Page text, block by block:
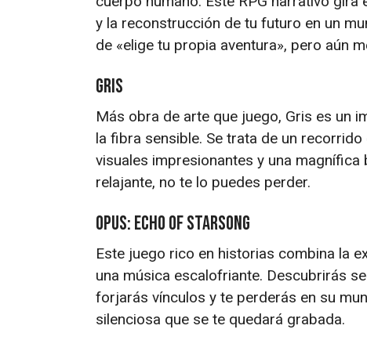
y la reconstrucción de tu futuro en un
de «elige tu propia aventura», pero aún
Gris
Más obra de arte que juego, Gris es un
la fibra sensible. Se trata de un
visuales impresionantes y una
relajante, no te lo puedes perder.
OPUS: Echo of Starsong
Este juego rico en historias combina la
una música escalofriante. Descubrirás
forjarás vínculos y te perderás en su
silenciosa que se te quedará grabada.